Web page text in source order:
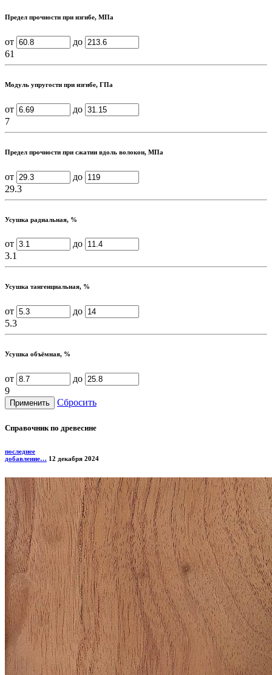
Предел прочности при изгибе, МПа
от
до
61
Модуль упругости при изгибе, ГПа
от
до
7
Предел прочности при сжатии вдоль волокон, МПа
от
до
29.3
Усушка радиальная, %
от
до
3.1
Усушка тангенциальная, %
от
до
5.3
Усушка объёмная, %
от
до
9
Сбросить
Справочник по древесине
последнее
добавление… 12 декабря 2024